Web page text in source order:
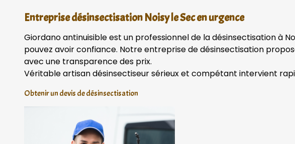
Entreprise désinsectisation Noisy le Sec en urgence
Giordano antinuisible est un professionnel de la désinsectisation à
pouvez avoir confiance. Notre entreprise de désinsectisation
avec une transparence des prix.
Véritable artisan désinsectiseur sérieux et compétant intervient
Obtenir un devis de désinsectisation